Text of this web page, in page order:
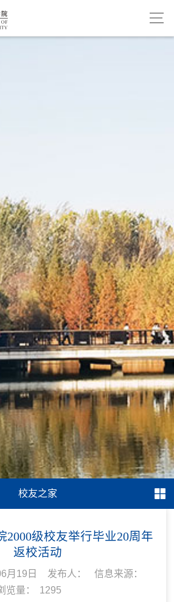
校友之家
2000级校友举行毕业20周年
返校活动
月19日 发布人：
信息来源：
览量：
1295